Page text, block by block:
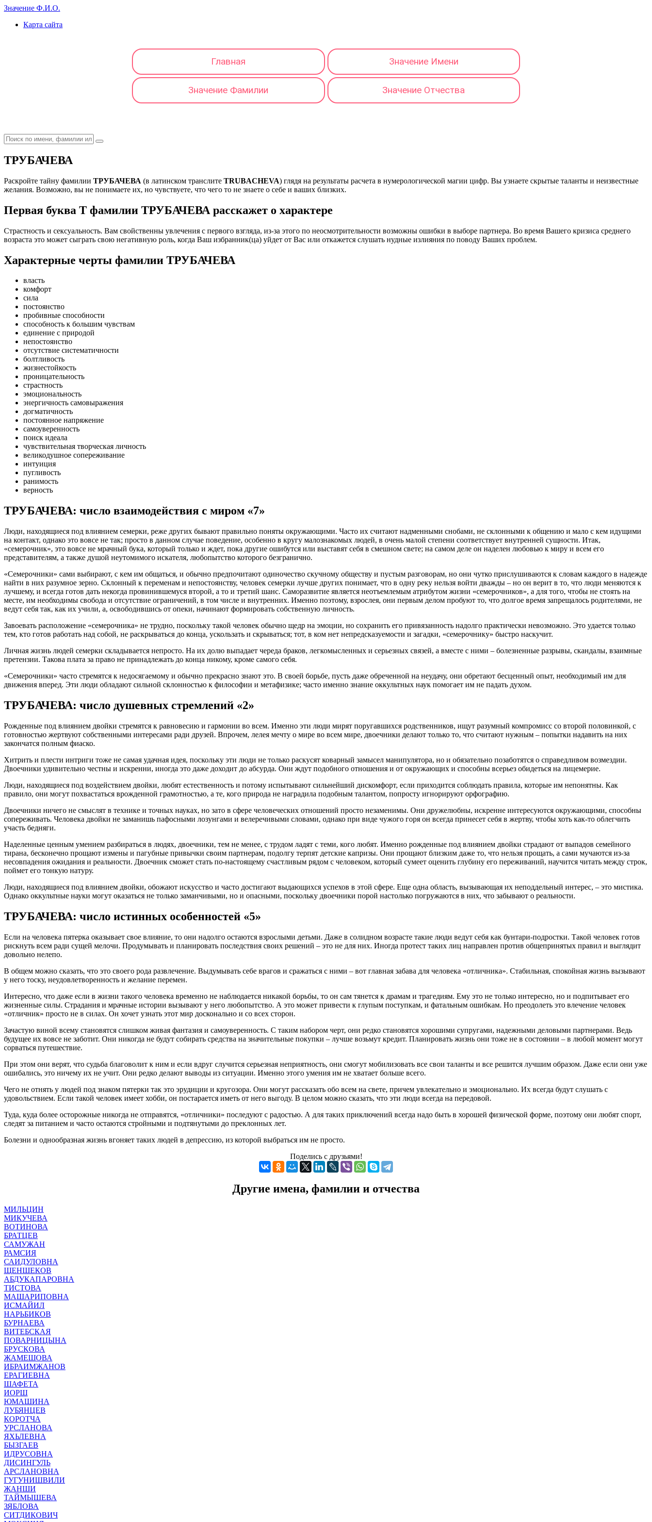
Значение Ф.И.О.
Карта сайта
Главная Значение Имени
Значение Фамилии Значение Отчества
ТРУБАЧЕВА
Раскройте тайну фамилии ТРУБАЧЕВА (в латинском транслите TRUBACHEVA) глядя на результаты расчета в нумерологической магии цифр. Вы узнаете скрытые таланты и неизвестные
желания. Возможно, вы не понимаете их, но чувствуете, что чего то не знаете о себе и ваших близких.
Первая буква Т фамилии ТРУБАЧЕВА расскажет о характере
Страстность и сексуальность. Вам свойственны увлечения с первого взгляда, из-за этого по неосмотрительности возможны ошибки в выборе партнера. Во время Вашего кризиса среднего
возраста это может сыграть свою негативную роль, когда Ваш избранник(ца) уйдет от Вас или откажется слушать нудные излияния по поводу Ваших проблем.
Характерные черты фамилии ТРУБАЧЕВА
власть
комфорт
сила
постоянство
пробивные способности
способность к большим чувствам
единение с природой
непостоянство
отсутствие систематичности
болтливость
жизнестойкость
проницательность
страстность
эмоциональность
энергичность самовыражения
догматичность
постоянное напряжение
самоуверенность
поиск идеала
чувствительная творческая личность
великодушное сопереживание
интуиция
пугливость
ранимость
верность
ТРУБАЧЕВА: число взаимодействия с миром «7»
Люди, находящиеся под влиянием семерки, реже других бывают правильно поняты окружающими. Часто их считают надменными снобами, не склонными к общению и мало с кем идущими
на контакт, однако это вовсе не так; просто в данном случае поведение, особенно в кругу малознакомых людей, в очень малой степени соответствует внутренней сущности. Итак,
«семерочник», это вовсе не мрачный бука, который только и ждет, пока другие ошибутся или выставят себя в смешном свете; на самом деле он наделен любовью к миру и всем его
представителям, а также душой неутомимого искателя, любопытство которого безгранично.
«Семерочники» сами выбирают, с кем им общаться, и обычно предпочитают одиночество скучному обществу и пустым разговорам, но они чутко прислушиваются к словам каждого в надежде
найти в них разумное зерно. Склонный к переменам и непостоянству, человек семерки лучше других понимает, что в одну реку нельзя войти дважды – но он верит в то, что люди меняются к
лучшему, и всегда готов дать некогда провинившемуся второй, а то и третий шанс. Саморазвитие является неотъемлемым атрибутом жизни «семерочников», а для того, чтобы не стоять на
месте, им необходимы свобода и отсутствие ограничений, в том числе и внутренних. Именно поэтому, взрослея, они первым делом пробуют то, что долгое время запрещалось родителями, не
ведут себя так, как их учили, а, освободившись от опеки, начинают формировать собственную личность.
Завоевать расположение «семерочника» не трудно, поскольку такой человек обычно щедр на эмоции, но сохранить его привязанность надолго практически невозможно. Это удается только
тем, кто готов работать над собой, не раскрываться до конца, ускользать и скрываться; тот, в ком нет непредсказуемости и загадки, «семерочнику» быстро наскучит.
Личная жизнь людей семерки складывается непросто. На их долю выпадает череда браков, легкомысленных и серьезных связей, а вместе с ними – болезненные разрывы, скандалы, взаимные
претензии. Такова плата за право не принадлежать до конца никому, кроме самого себя.
«Семерочники» часто стремятся к недосягаемому и обычно прекрасно знают это. В своей борьбе, пусть даже обреченной на неудачу, они обретают бесценный опыт, необходимый им для
движения вперед. Эти люди обладают сильной склонностью к философии и метафизике; часто именно знание оккультных наук помогает им не падать духом.
ТРУБАЧЕВА: число душевных стремлений «2»
Рожденные под влиянием двойки стремятся к равновесию и гармонии во всем. Именно эти люди мирят поругавшихся родственников, ищут разумный компромисс со второй половинкой, с
готовностью жертвуют собственными интересами ради друзей. Впрочем, лелея мечту о мире во всем мире, двоечники делают только то, что считают нужным – попытки надавить на них
закончатся полным фиаско.
Хитрить и плести интриги тоже не самая удачная идея, поскольку эти люди не только раскусят коварный замысел манипулятора, но и обязательно позаботятся о справедливом возмездии.
Двоечники удивительно честны и искренни, иногда это даже доходит до абсурда. Они ждут подобного отношения и от окружающих и способны всерьез обидеться на лицемерие.
Люди, находящиеся под воздействием двойки, любят естественность и потому испытывают сильнейший дискомфорт, если приходится соблюдать правила, которые им непонятны. Как
правило, они могут похвастаться врожденной грамотностью, а те, кого природа не наградила подобным талантом, попросту игнорируют орфографию.
Двоечники ничего не смыслят в технике и точных науках, но зато в сфере человеческих отношений просто незаменимы. Они дружелюбны, искренне интересуются окружающими, способны
сопереживать. Человека двойки не заманишь пафосными лозунгами и велеречивыми словами, однако при виде чужого горя он всегда принесет себя в жертву, чтобы хоть как-то облегчить
участь бедняги.
Наделенные ценным умением разбираться в людях, двоечники, тем не менее, с трудом ладят с теми, кого любят. Именно рожденные под влиянием двойки страдают от выпадов семейного
тирана, бесконечно прощают измены и пагубные привычки своим партнерам, подолгу терпят детские капризы. Они прощают близким даже то, что нельзя прощать, а сами мучаются из-за
несовпадения ожидания и реальности. Двоечник сможет стать по-настоящему счастливым рядом с человеком, который сумеет оценить глубину его переживаний, научится читать между строк,
поймет его тонкую натуру.
Люди, находящиеся под влиянием двойки, обожают искусство и часто достигают выдающихся успехов в этой сфере. Еще одна область, вызывающая их неподдельный интерес, – это мистика.
Однако оккультные науки могут оказаться не только заманчивыми, но и опасными, поскольку двоечники порой настолько погружаются в них, что забывают о реальности.
ТРУБАЧЕВА: число истинных особенностей «5»
Если на человека пятерка оказывает свое влияние, то они надолго остаются взрослыми детьми. Даже в солидном возрасте такие люди ведут себя как бунтари-подростки. Такой человек готов
рискнуть всем ради сущей мелочи. Продумывать и планировать последствия своих решений – это не для них. Иногда протест таких лиц направлен против общепринятых правил и выглядит
довольно нелепо.
В общем можно сказать, что это своего рода развлечение. Выдумывать себе врагов и сражаться с ними – вот главная забава для человека «отличника». Стабильная, спокойная жизнь вызывают
у него тоску, неудовлетворенность и желание перемен.
Интересно, что даже если в жизни такого человека временно не наблюдается никакой борьбы, то он сам тянется к драмам и трагедиям. Ему это не только интересно, но и подпитывает его
жизненные силы. Страдания и мрачные истории вызывают у него любопытство. А это может привести к глупым поступкам, и фатальным ошибкам. Но преодолеть это влечение человек
«отличник» просто не в силах. Он хочет узнать этот мир досконально и со всех сторон.
Зачастую виной всему становятся слишком живая фантазия и самоуверенность. С таким набором черт, они редко становятся хорошими супругами, надежными деловыми партнерами. Ведь
будущее их вовсе не заботит. Они никогда не будут собирать средства на значительные покупки – лучше возьмут кредит. Планировать жизнь они тоже не в состоянии – в любой момент могут
сорваться путешествие.
При этом они верят, что судьба благоволит к ним и если вдруг случится серьезная неприятность, они смогут мобилизовать все свои таланты и все решится лучшим образом. Даже если они уже
ошибались, это ничему их не учит. Они редко делают выводы из ситуации. Именно этого умения им не хватает больше всего.
Чего не отнять у людей под знаком пятерки так это эрудиции и кругозора. Они могут рассказать обо всем на свете, причем увлекательно и эмоционально. Их всегда будут слушать с
удовольствием. Если такой человек имеет хобби, он постарается иметь от него выгоду. В целом можно сказать, что эти люди всегда на передовой.
Туда, куда более осторожные никогда не отправятся, «отличники» последуют с радостью. А для таких приключений всегда надо быть в хорошей физической форме, поэтому они любят спорт,
следят за питанием и часто остаются стройными и подтянутыми до преклонных лет.
Болезни и однообразная жизнь вгоняет таких людей в депрессию, из которой выбраться им не просто.
Поделись с друзьями!
Другие имена, фамилии и отчества
МИЛЬЦИН
МИКУЧЕВА
ВОТИНОВА
БРАТЦЕВ
САМУЖАН
РАМСИЯ
САИДУЛОВНА
ЩЕНШЕКОВ
АБДУКАПАРОВНА
ТИСТОВА
МАШАРИПОВНА
ИСМАЙИЛ
НАРЬБИКОВ
БУРНАЕВА
ВИТЕБСКАЯ
ПОВАРНИЦЫНА
БРУСКОВА
ЖАМЕШОВА
ИБРАИМЖАНОВ
ЕРАГИЕВНА
ШАФЕТА
ИОРШ
ЮМАШИНА
ЛУБЯНЦЕВ
КОРОТЧА
УРСЛАНОВА
ЯХЬЛЕВНА
БЫЗГАЕВ
ИДРУСОВНА
ДИСИНГУЛЬ
АРСЛАНОВНА
ГУГУНИШВИЛИ
ЖАНШИ
ТАЙМЫШЕВА
ЗЯБЛОВА
СИТДИКОВИЧ